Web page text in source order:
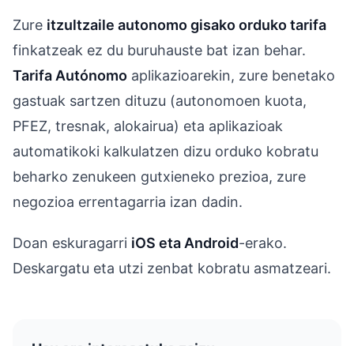
Zure itzultzaile autonomo gisako orduko tarifa
finkatzeak ez du buruhauste bat izan behar.
Tarifa Autónomo aplikazioarekin, zure benetako
gastuak sartzen dituzu (autonomoen kuota,
PFEZ, tresnak, alokairua) eta aplikazioak
automatikoki kalkulatzen dizu orduko kobratu
beharko zenukeen gutxieneko prezioa, zure
negozioa errentagarria izan dadin.
Doan eskuragarri iOS eta Android-erako.
Deskargatu eta utzi zenbat kobratu asmatzeari.